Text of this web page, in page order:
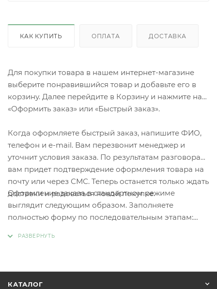
КАК КУПИТЬ ОПЛАТА ДОСТАВКА
Для покупки товара в нашем интернет-магазине
выберите понравившийся товар и добавьте его в
корзину. Далее перейдите в Корзину и нажмите на
«Оформить заказ» или «Быстрый заказ».
Когда оформляете быстрый заказ, напишите ФИО,
телефон и e-mail. Вам перезвонит менеджер и
уточнит условия заказа. По результатам разговора
вам придет подтверждение оформления товара на
почту или через СМС. Теперь останется только ждать
доставки и радоваться новой покупке.
Оформление заказа в стандартном режиме
выглядит следующим образом. Заполняете
полностью форму по последовательным этапам:
КАТАЛОГ